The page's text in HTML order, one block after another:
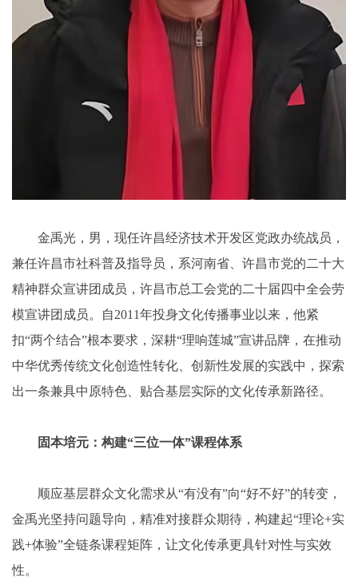
金禹光，男，现任许昌经济技术开发区党政办统战员，
兼任许昌市社科普及指导员，系河南省、许昌市党的二十大
精神群众宣讲团成员，许昌市总工会党的二十届四中全会劳
模宣讲团成员。自2011年投身文化传播事业以来，他紧
扣“两个结合”根本要求，深耕“理响莲城”宣讲品牌，在推动
中华优秀传统文化创造性转化、创新性发展的实践中，探索
出一条兼具中原特色、贴合基层实际的文化传承新路径。
固本培元：构建“三位一体”课程体系
顺应基层群众文化需求从“有没有”向“好不好”的转变，
金禹光坚持问题导向，精准对接群众期待，构建起“理论+实
践+体验”全链条课程矩阵，让文化传承更具针对性与实效
性。